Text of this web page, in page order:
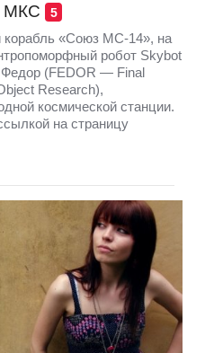
МКС 5
корабль «Союз МС-14», на
робот Skybot
Федор (FEDOR — Final
Research),
космической станции.
на страницу